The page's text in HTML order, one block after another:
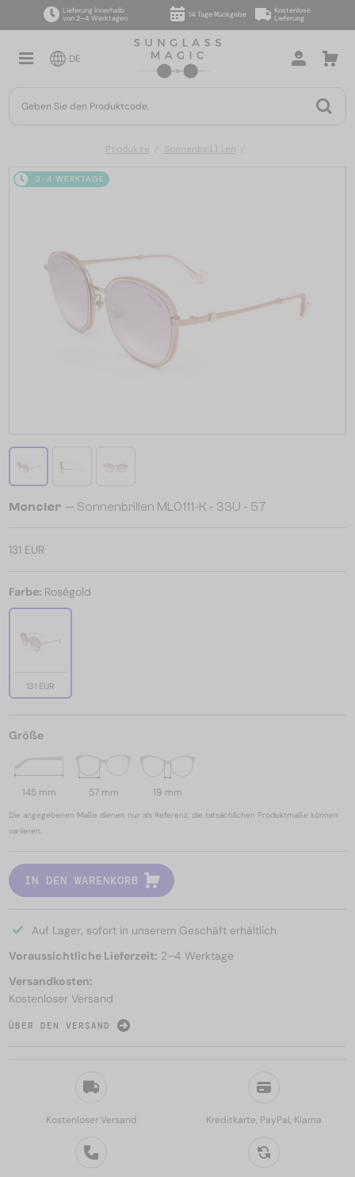
Lieferung innerhalb
von 2–4 Werktagen
14 Tage Rückgabe
Kostenlose
Lieferung
DE
Produkte Sonnenbrillen
Kostenloser Versand Kreditkarte, PayPal, Klarna
2-4 WERKTAGE
Moncler — Sonnenbrillen ML0111-K - 33U - 57
131 EUR
Farbe: Roségold
131 EUR
Größe
145 mm 57 mm 19 mm
Die angegebenen Maße dienen nur als Referenz; die tatsächlichen Produktmaße können
variieren.
IN DEN WARENKORB
Auf Lager, sofort in unserem Geschäft erhältlich
Voraussichtliche Lieferzeit: 2–4 Werktage
Versandkosten:
Kostenloser Versand
ÜBER DEN VERSAND